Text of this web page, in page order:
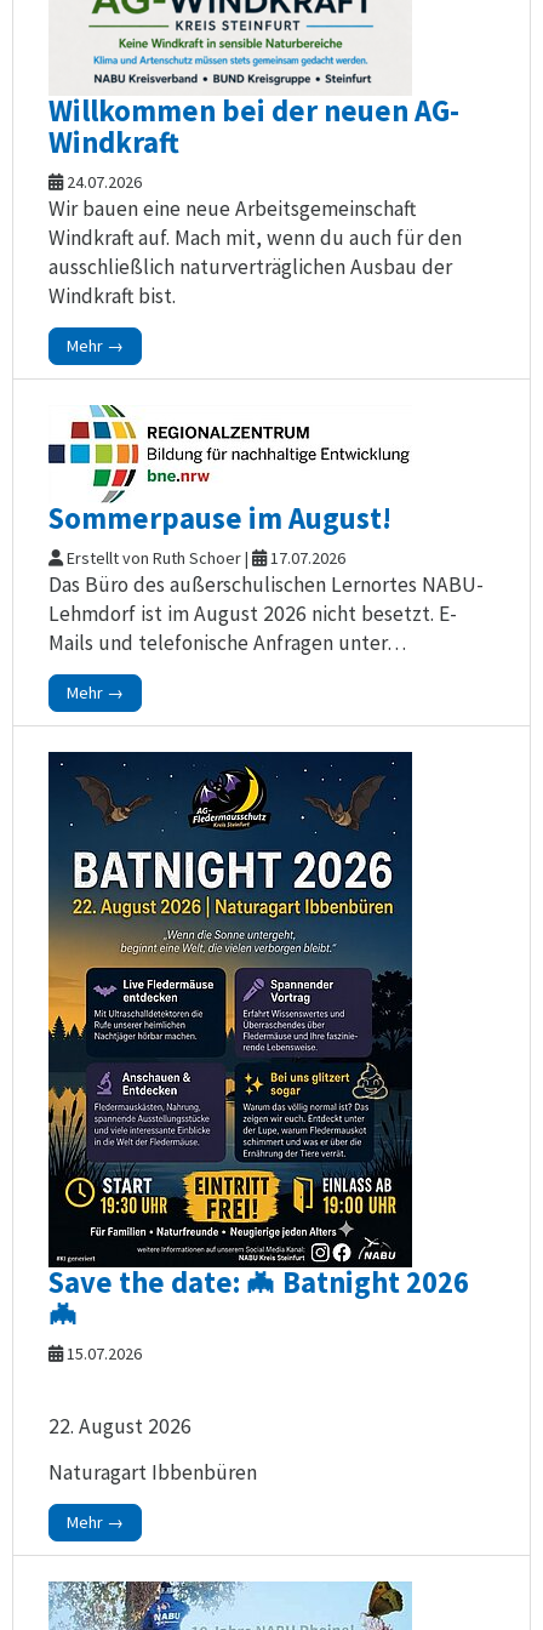
Willkommen bei der neuen AG-
Windkraft
24.07.2026
Wir bauen eine neue Arbeitsgemeinschaft
Windkraft auf. Mach mit, wenn du auch für den
ausschließlich naturverträglichen Ausbau der
Windkraft bist.
Mehr →
Sommerpause im August!
Erstellt von Ruth Schoer | 17.07.2026
Das Büro des außerschulischen Lernortes NABU-
Lehmdorf ist im August 2026 nicht besetzt. E-
Mails und telefonische Anfragen unter…
Mehr →
Save the date: 🦇 Batnight 2026
🦇
15.07.2026
22. August 2026
Naturagart Ibbenbüren
Mehr →